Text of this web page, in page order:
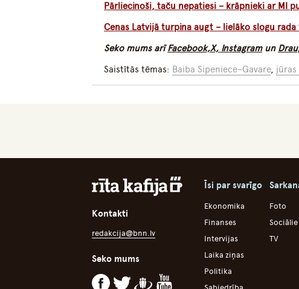
Pārliecinoši, taču nepatiesi – krāpnieki ar MI
Cenas Latvijā turpina augt – lielāko slogu
Seko mums arīFacebook,X, Instagramun
Saistītās tēmas: Baiba Sipeniece–Gavare, jūras
Kontakti
redakcija@bnn.lv
Seko mums
Īsi par svarīgo
Ekonomika
Finanses
Intervijas
Laika ziņas
Politika
Foto
TV